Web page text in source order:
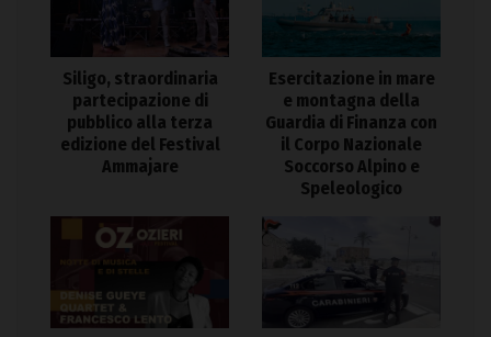
Siligo, straordinaria
partecipazione di
pubblico alla terza
edizione del Festival
Ammajare
Esercitazione in mare
e montagna della
Guardia di Finanza con
il Corpo Nazionale
Soccorso Alpino e
Speleologico